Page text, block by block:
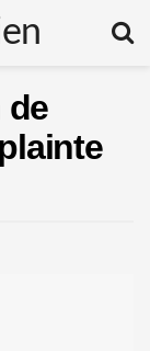
de